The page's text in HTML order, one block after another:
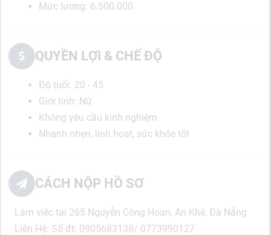
Mức lương: 6.500.000
QUYỀN LỢI & CHẾ ĐỘ
Độ tuổi: 20 - 45
Giới tính: Nữ
Không yêu cầu kinh nghiệm
Nhanh nhẹn, linh hoạt, sức khỏe tốt
CÁCH NỘP HỒ SƠ
Làm việc tại 265 Nguyễn Công Hoan, An Khê, Đà Nẵng
Liên Hệ: Số đt: 0905683138/ 0773990127